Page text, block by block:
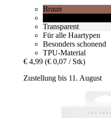
Braun
Transparent
Für alle Haartypen
Besonders schonend
TPU-Material
€ 4,99 (€ 0,07 / Stk)
Zustellung bis 11. August